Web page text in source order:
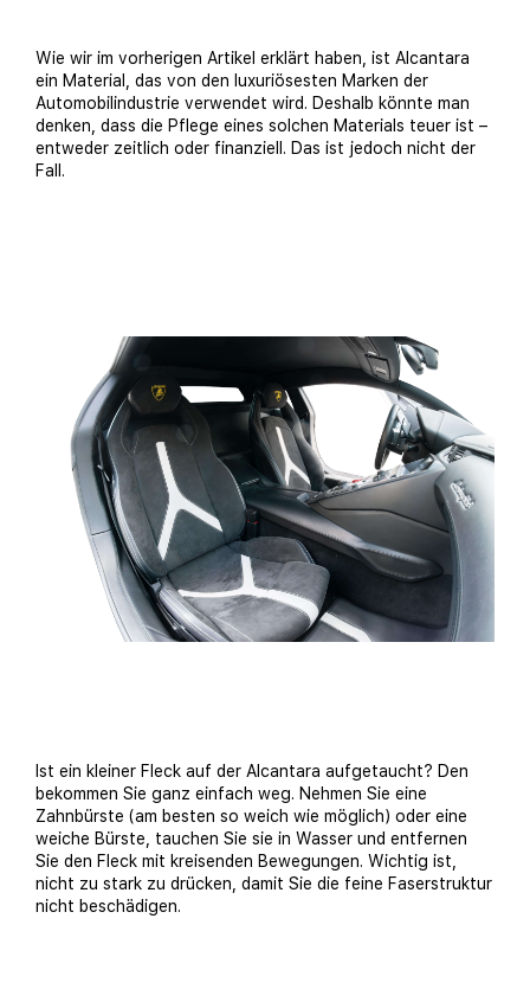
Wie wir im vorherigen Artikel erklärt haben, ist Alcantara
ein Material, das von den luxuriösesten Marken der
Automobilindustrie verwendet wird. Deshalb könnte man
denken, dass die Pflege eines solchen Materials teuer ist –
entweder zeitlich oder finanziell. Das ist jedoch nicht der
Fall.
Ist ein kleiner Fleck auf der Alcantara aufgetaucht? Den
bekommen Sie ganz einfach weg. Nehmen Sie eine
Zahnbürste (am besten so weich wie möglich) oder eine
weiche Bürste, tauchen Sie sie in Wasser und entfernen
Sie den Fleck mit kreisenden Bewegungen. Wichtig ist,
nicht zu stark zu drücken, damit Sie die feine Faserstruktur
nicht beschädigen.